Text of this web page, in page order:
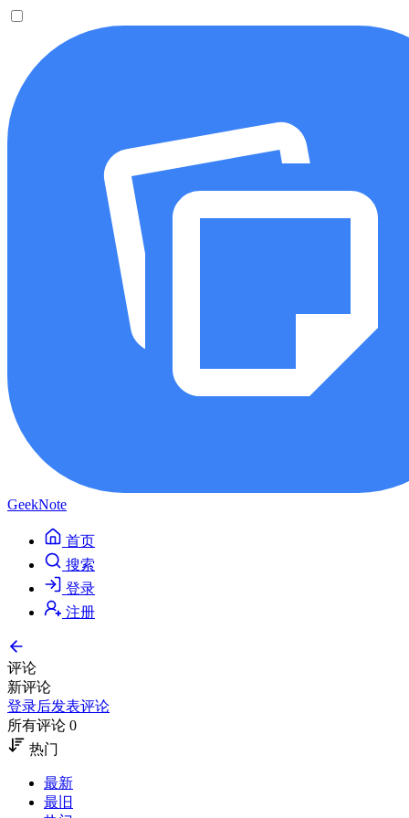
GeekNote
首页
搜索
登录
注册
评论
新评论
登录后发表评论
所有评论 0
热门
最新
最旧